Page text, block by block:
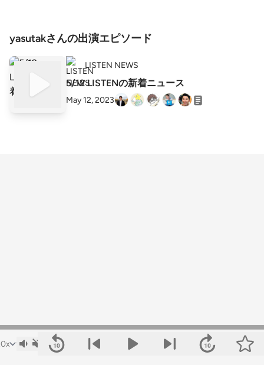
yasutakさんの出演エピソード
LISTEN NEWS
5/12 LISTENの新着ニュース
May 12, 2023